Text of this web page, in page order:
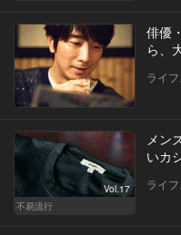
俳優
ら、
ライ
Vol.17
不易流行
メン
いカ
ライ